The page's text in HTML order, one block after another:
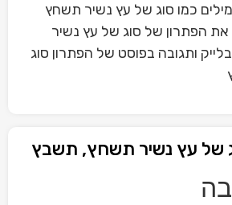
כמו סוג של עץ נשיר תשחץ
את הפתרון של סוג של עץ נשיר
ותגובה בפוסט של הפתרון סוג
של עץ נשיר תשחץ, תשבץ